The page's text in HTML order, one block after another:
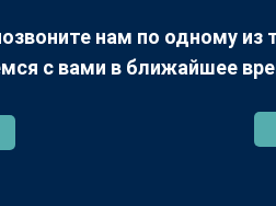
нам по одному из
с вами в ближайшее